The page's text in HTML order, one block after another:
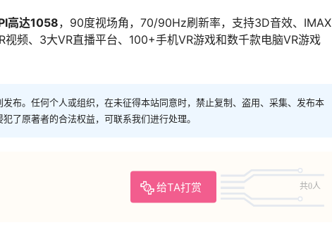
高达1058，90度视场角，70/90Hz刷新率，支持3D音效、IMAX
频、3大VR直播平台、100+手机VR游戏和数千款电脑VR游戏
布。任何个人或组织，在未征得本站同意时，禁止复制、盗用、采集、发布本
了原著者的合法权益，可联系我们进行处理。
给TA打赏 共0人